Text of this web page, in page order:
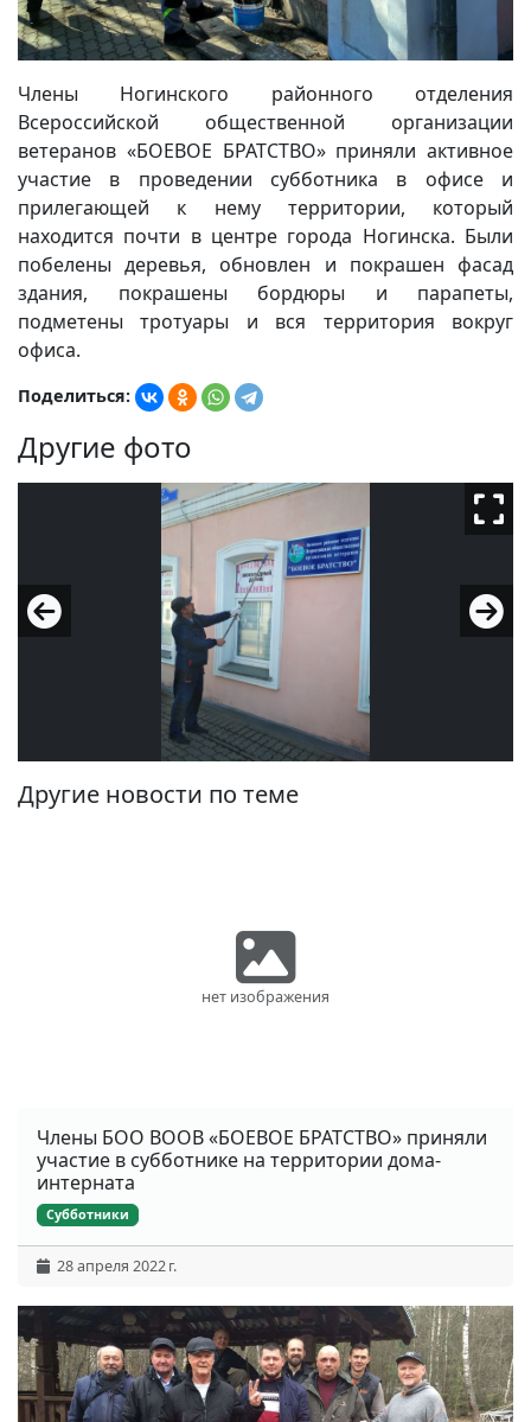
Члены Ногинского районного отделения
Всероссийской общественной организации
ветеранов «БОЕВОЕ БРАТСТВО» приняли активное
участие в проведении субботника в офисе и
прилегающей к нему территории, который
находится почти в центре города Ногинска. Были
побелены деревья, обновлен и покрашен фасад
здания, покрашены бордюры и парапеты,
подметены тротуары и вся территория вокруг
офиса.
Поделиться:
Другие фото
Другие новости по теме
нет изображения
Члены БОО ВООВ «БОЕВОЕ БРАТСТВО» приняли
участие в субботнике на территории дома-
интерната
Субботники
28 апреля 2022 г.